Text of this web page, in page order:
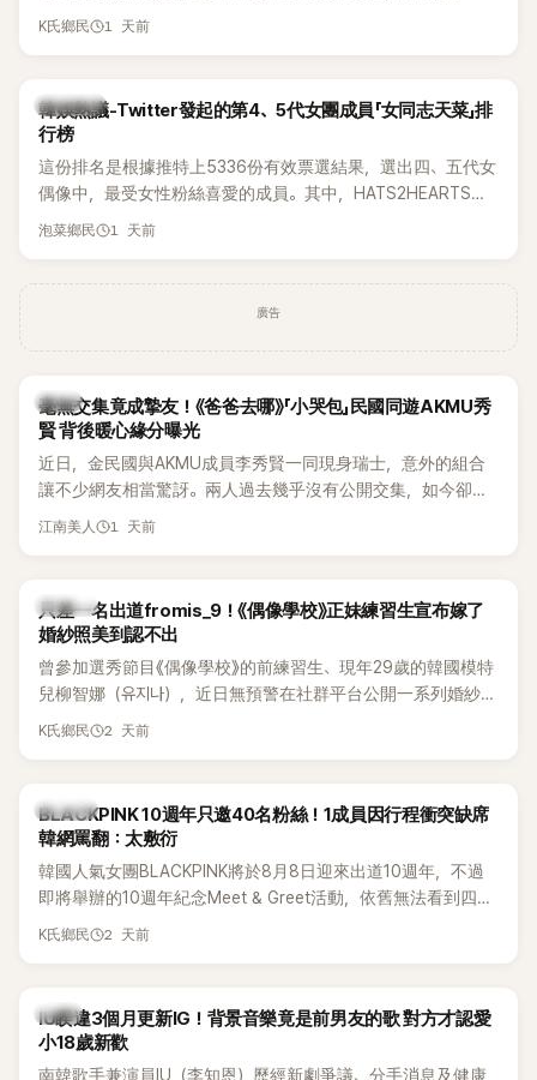
被質疑在舞台上使用臀墊，如今最新打歌舞台曝光後，再度因
K氏鄉民 1 天前
熱議討論
韓娛熱議-Twitter發起的第4、5代女團成員「女同志天菜」排
行榜
這份排名是根據推特上5336份有效票選結果，選出四、五代女
偶像中，最受女性粉絲喜愛的成員。其中，HATS2HEARTS成
員包攬了前三名，展現了她們在女性社群中的高人氣。
泡菜鄉民 1 天前
廣告
韓星
毫無交集竟成摯友！《爸爸去哪》「小哭包」民國同遊AKMU秀
賢 背後暖心緣分曝光
近日，金民國與AKMU成員李秀賢一同現身瑞士，意外的組合
讓不少網友相當驚訝。兩人過去幾乎沒有公開交集，如今卻一
起踏上瑞士之旅，也讓粉絲紛紛好奇：「他們到底是怎麼認識
江南美人 1 天前
K-POP
只差一名出道fromis_9！《偶像學校》正妹練習生宣布嫁了
婚紗照美到認不出
曾參加選秀節目《偶像學校》的前練習生、現年29歲的韓國模特
兒柳智娜（유지나），近日無預警在社群平台公開一系列婚紗
照，親自宣布即將步入婚姻，消息曝光後讓不少曾追看節目的
K氏鄉民 2 天前
K-POP
BLACKPINK 10週年只邀40名粉絲！1成員因行程衝突缺席
韓網罵翻：太敷衍
韓國人氣女團BLACKPINK將於8月8日迎來出道10週年，不過
即將舉辦的10週年紀念Meet & Greet活動，依舊無法看到四人
合體。根據韓媒《MyDaily》7日報導，當天將由Jisoo（智秀）、
K氏鄉民 2 天前
韓星
IU睽違3個月更新IG！背景音樂竟是前男友的歌 對方才認愛
小18歲新歡
南韓歌手兼演員IU（李知恩）歷經新劇爭議、分手消息及健康